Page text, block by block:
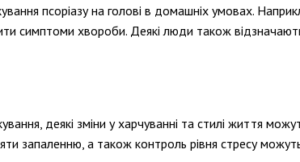
псоріазу на голові в домашніх умовах.
симптоми хвороби. Деякі люди також
деякі зміни у харчуванні та стилі життя
запаленню, а також контроль рівня стресу